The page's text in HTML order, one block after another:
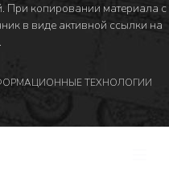
. При копировании материала с
в виде активной ссылки на
ТЕХНОЛОГИИ